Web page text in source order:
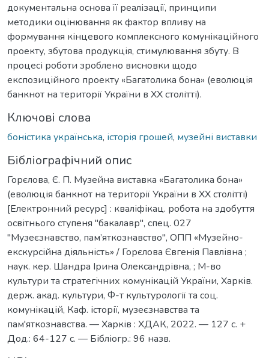
документальна основа її реалізації, принципи
методики оцінювання як фактор впливу на
формування кінцевого комплексного комунікаційного
проекту, збутова продукція, стимулювання збуту. В
процесі роботи зроблено висновки щодо
експозиційного проекту «Багатолика бона» (еволюція
банкнот на території України в ХХ столітті).
Ключові слова
боністика українська, історія грошей, музейні виставки
Бібліографічний опис
Горєлова, Є. П. Музейна виставка «Багатолика бона»
(еволюція банкнот на території України в ХХ столітті)
[Електронний ресурс] : кваліфікац. робота на здобуття
освітнього ступеня "бакалавр", спец. 027
"Музеєзнавство, пам’яткознавство", ОПП «Музейно-
екскурсійна діяльність» / Горєлова Євгенія Павлівна ;
наук. кер. Шандра Ірина Олександрівна, ; М-во
культури та стратегічних комунікацій України, Харків.
держ. акад. культури, Ф-т культурології та соц.
комунікацій, Каф. історії, музеєзнавства та
пам'яткознавства. — Харків : ХДАК, 2022. — 127 с. +
Дод.: 64-127 с. — Бібліогр.: 96 назв.